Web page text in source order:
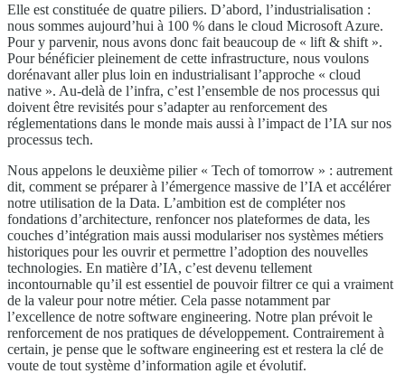
Elle est constituée de quatre piliers. D’abord, l’industrialisation :
nous sommes aujourd’hui à 100 % dans le cloud Microsoft Azure.
Pour y parvenir, nous avons donc fait beaucoup de « lift & shift ».
Pour bénéficier pleinement de cette infrastructure, nous voulons
dorénavant aller plus loin en industrialisant l’approche « cloud
native ». Au-delà de l’infra, c’est l’ensemble de nos processus qui
doivent être revisités pour s’adapter au renforcement des
réglementations dans le monde mais aussi à l’impact de l’IA sur nos
processus tech.
Nous appelons le deuxième pilier « Tech of tomorrow » : autrement
dit, comment se préparer à l’émergence massive de l’IA et accélérer
notre utilisation de la Data. L’ambition est de compléter nos
fondations d’architecture, renfoncer nos plateformes de data, les
couches d’intégration mais aussi modulariser nos systèmes métiers
historiques pour les ouvrir et permettre l’adoption des nouvelles
technologies. En matière d’IA, c’est devenu tellement
incontournable qu’il est essentiel de pouvoir filtrer ce qui a vraiment
de la valeur pour notre métier. Cela passe notamment par
l’excellence de notre software engineering. Notre plan prévoit le
renforcement de nos pratiques de développement. Contrairement à
certain, je pense que le software engineering est et restera la clé de
voute de tout système d’information agile et évolutif.